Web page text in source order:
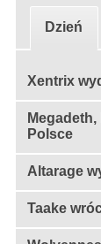
Dzień
Xentrix
Polsce
Altarage
Taake